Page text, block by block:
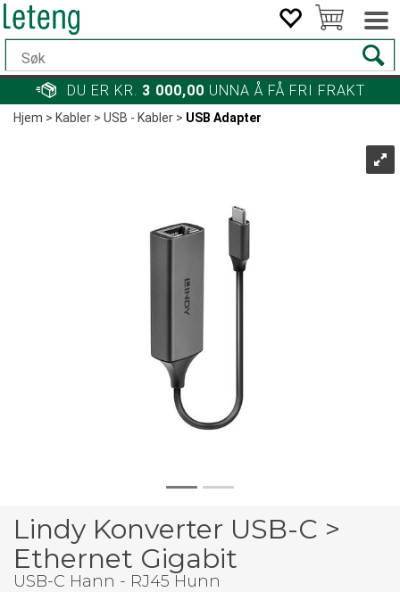
DU ER KR. 3 000,00 UNNA Å FÅ FRI FRAKT
Hjem>Kabler>USB - Kabler>USB Adapter
Lindy Konverter USB-C >
Ethernet Gigabit
USB-C Hann - RJ45 Hunn